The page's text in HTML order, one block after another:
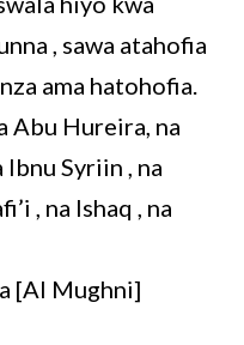
, sawa atahofia
ama hatohofia.
Abu Hureira, na
Ibnu Syriin , na
, na Ishaq , na
[Al Mughni]